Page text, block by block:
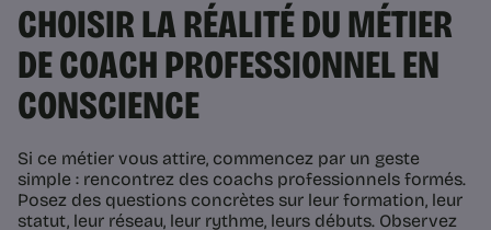
CHOISIR LA RÉALITÉ DU MÉTIER
DE COACH PROFESSIONNEL EN
CONSCIENCE
Si ce métier vous attire, commencez par un geste
simple : rencontrez des coachs professionnels formés.
Posez des questions concrètes sur leur formation, leur
statut, leur réseau, leur rythme, leurs débuts. Observez